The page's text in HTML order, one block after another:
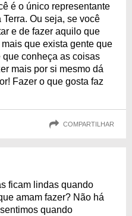
é o único representante
Ou seja, se você
e de fazer aquilo que
que exista gente que
que conheça as coisas
mais por si mesmo dá
Fazer o que gosta faz
COMPARTILHAR
ficam lindas quando
amam fazer? Não há
quando